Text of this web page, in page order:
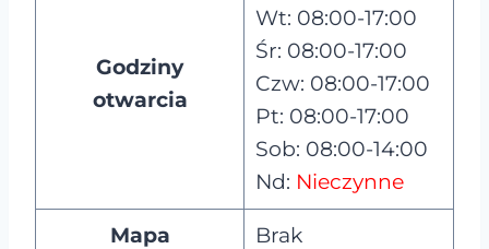
Godziny
otwarcia
Wt: 08:00-17:00
Śr: 08:00-17:00
Czw: 08:00-17:00
Pt: 08:00-17:00
Sob: 08:00-14:00
Nd: Nieczynne
Mapa Brak